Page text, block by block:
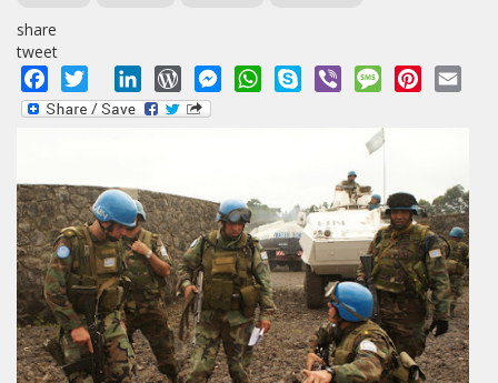
share
tweet
Facebook
Twitter LinkedInWordPressMessengerWhatsApp
Skype Viber MessagePinterest